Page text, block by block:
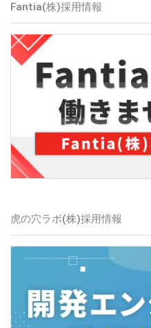
Fantia(株)採用情報
虎の穴ラボ(株)採用情報